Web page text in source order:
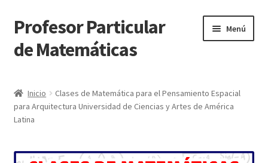
Ir
a
la
Ir
al
contenido
Profesor Particular
de Matemáticas
Menú
Tienda de Matemáticas 100% GRATIS
Inicio
Clases de Matemática para el Pensamiento Espacial
para Arquitectura Universidad de Ciencias y Artes de América
Latina